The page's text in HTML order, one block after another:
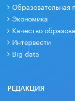
Образовательная
Экономика
Качество
Интервести
Big data
РЕДАКЦИЯ